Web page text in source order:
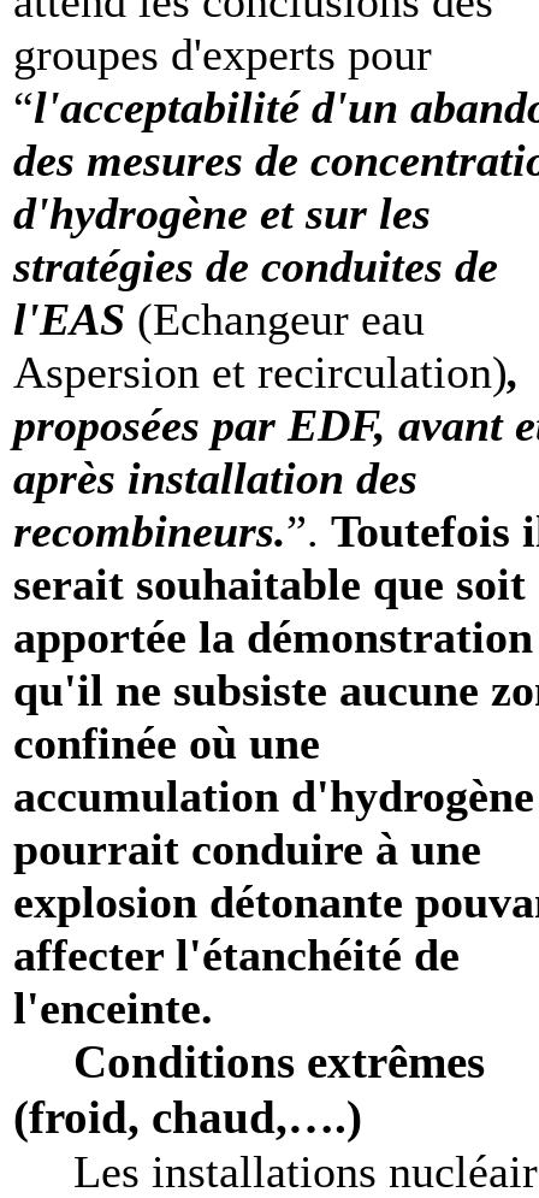
groupes d'experts pour
“l'acceptabilité d'un
des mesures de
d'hydrogène et sur les
stratégies de conduites de
l'EAS (Echangeur eau
Aspersion et recirculation),
proposées par EDF, avant
après installation des
recombineurs.”. Toutefois
serait souhaitable que soit
apportée la démonstration
qu'il ne subsiste aucune
confinée où une
accumulation d'hydrogène
pourrait conduire à une
explosion détonante
affecter l'étanchéité de
l'enceinte.
Conditions extrêmes
(froid, chaud,….)
Les installations